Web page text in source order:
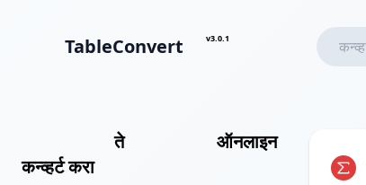
TableConvert v3.0.1
ते
ऑनलाइन
कन्व्हर्ट करा